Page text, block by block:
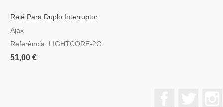
Relé Para Duplo Interruptor
Inteligente
Ajax
Referência: LIGHTCORE-2G
51,00 €